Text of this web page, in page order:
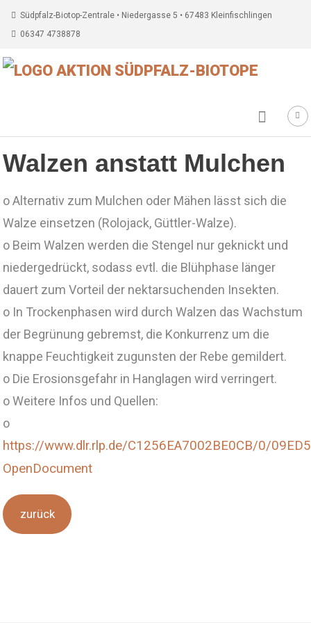
Südpfalz-Biotop-Zentrale • Niedergasse 5 • 67483 Kleinfischlingen
06347 4738878
Walzen anstatt Mulchen
o Alternativ zum Mulchen oder Mähen lässt sich die
Walze einsetzen (Rolojack, Güttler-Walze).
o Beim Walzen werden die Stengel nur geknickt und
niedergedrückt, sodass evtl. die Blühphase länger
dauert zum Vorteil der nektarsuchenden Insekten.
o In Trockenphasen wird durch Walzen das Wachstum
der Begrünung gebremst, die Konkurrenz um die
knappe Feuchtigkeit zugunsten der Rebe gemildert.
o Die Erosionsgefahr in Hanglagen wird verringert.
o Weitere Infos und Quellen:
o
https://www.dlr.rlp.de/C1256EA7002BE0CB/0/
OpenDocument
zurück